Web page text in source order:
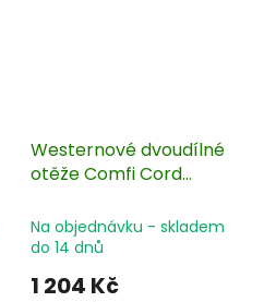
Westernové dvoudílné
otěže Comfi Cord
Na objednávku - skladem
do 14 dnů
1 204 Kč